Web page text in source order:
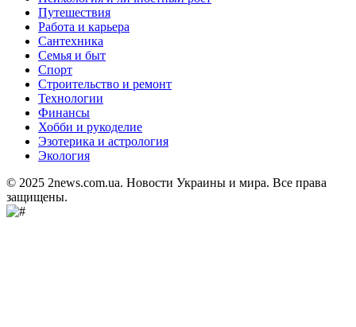
Путешествия
Работа и карьера
Сантехника
Семья и быт
Спорт
Строительство и ремонт
Технологии
Финансы
Хобби и рукоделие
Эзотерика и астрология
Экология
© 2025 2news.com.ua. Новости Украины и мира. Все права
защищены.